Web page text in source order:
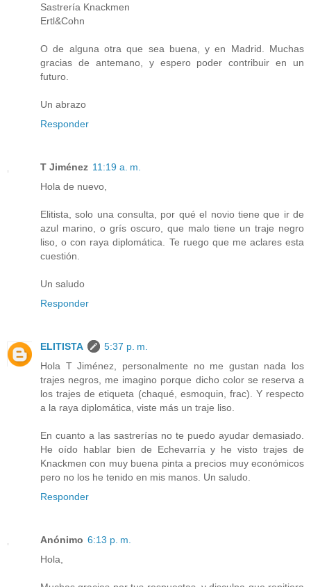
Sastrería Knackmen
Ertl&Cohn
O de alguna otra que sea buena, y en Madrid. Muchas
gracias de antemano, y espero poder contribuir en un
futuro.
Un abrazo
Responder
T Jiménez 11:19 a. m.
Hola de nuevo,
Elitista, solo una consulta, por qué el novio tiene que ir de
azul marino, o grís oscuro, que malo tiene un traje negro
liso, o con raya diplomática. Te ruego que me aclares esta
cuestión.
Un saludo
Responder
ELITISTA
5:37 p. m.
Hola T Jiménez, personalmente no me gustan nada los
trajes negros, me imagino porque dicho color se reserva a
los trajes de etiqueta (chaqué, esmoquin, frac). Y respecto
a la raya diplomática, viste más un traje liso.
En cuanto a las sastrerías no te puedo ayudar demasiado.
He oído hablar bien de Echevarría y he visto trajes de
Knackmen con muy buena pinta a precios muy económicos
pero no los he tenido en mis manos. Un saludo.
Responder
Anónimo 6:13 p. m.
Hola,